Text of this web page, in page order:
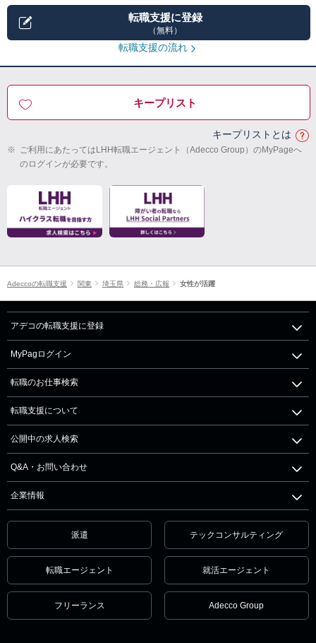
転職支援に登録
（無料）
転職支援の流れ
キープリスト
キープリストとは
※ ご利用にあたってはLHH転職エージェント（Adecco Group）のMyPageへ
のログインが必要です。
Adeccoの転職支援 関東 埼玉県 総務・広報 女性が活躍
アデコの転職支援に登録
MyPagログイン
転職のお仕事検索
転職支援について
公開中の求人検索
Q&A・お問い合わせ
企業情報
派遣 テックコンサルティング
転職エージェント 就活エージェント
フリーランス Adecco Group